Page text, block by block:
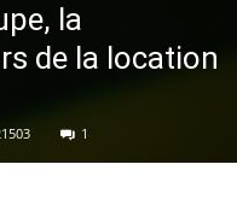
la
de la location
1